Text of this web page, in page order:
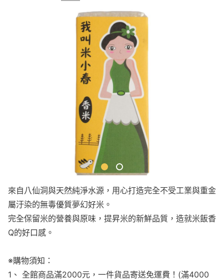
來自八仙洞與天然純淨水源，用心打造完全不受工業與重金
屬汙染的無毒優質夢幻好米。
完全保留米的營養與原味，提昇米的新鮮品質，造就米飯香
Q的好口感。
※購物須知：
1、 全館商品滿2000元，一件貨品寄送免運費！(滿4000